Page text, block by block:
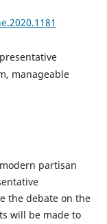
manageable
partisan
the debate on the
will be made to